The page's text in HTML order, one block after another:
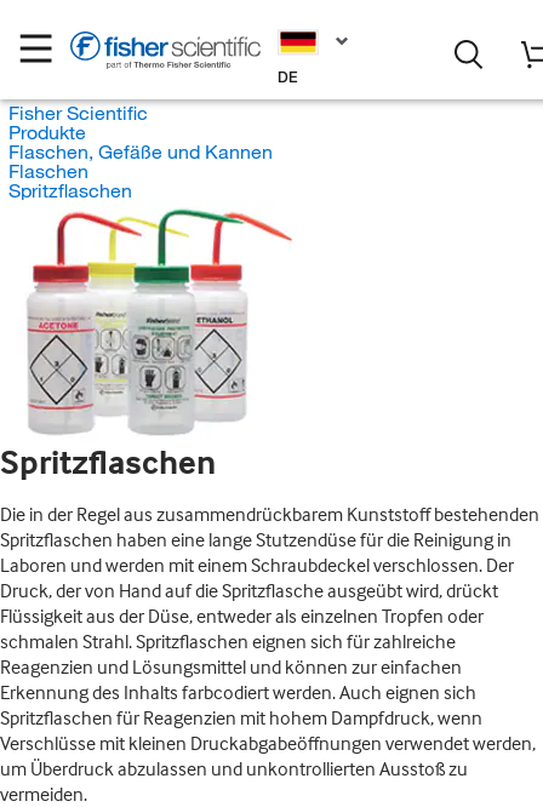
DE
Fisher Scientific
Produkte
Flaschen, Gefäße und Kannen
Flaschen
Spritzflaschen
Spritzflaschen
Die in der Regel aus zusammendrückbarem Kunststoff bestehenden
Spritzflaschen haben eine lange Stutzendüse für die Reinigung in
Laboren und werden mit einem Schraubdeckel verschlossen. Der
Druck, der von Hand auf die Spritzflasche ausgeübt wird, drückt
Flüssigkeit aus der Düse, entweder als einzelnen Tropfen oder
schmalen Strahl. Spritzflaschen eignen sich für zahlreiche
Reagenzien und Lösungsmittel und können zur einfachen
Erkennung des Inhalts farbcodiert werden. Auch eignen sich
Spritzflaschen für Reagenzien mit hohem Dampfdruck, wenn
Verschlüsse mit kleinen Druckabgabeöffnungen verwendet werden,
um Überdruck abzulassen und unkontrollierten Ausstoß zu
vermeiden.